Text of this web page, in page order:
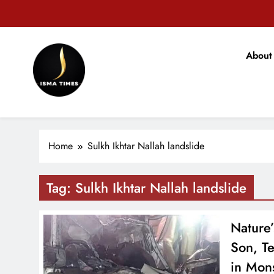
टिकारी
टिकारी
ISMA TIMES NEWS
Home Sulkh Ikhtar Nallah landslide
Tag: Sulkh Ikhtar Nallah landslide
Son,
in